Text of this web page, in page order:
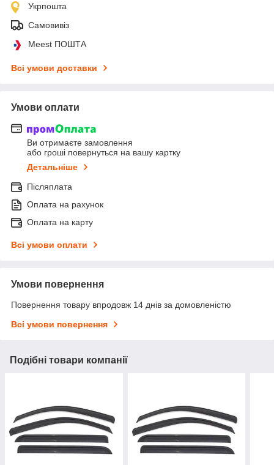
Укрпошта
Самовивіз
Meest ПОШТА
Всі умови доставки
Умови оплати
Ви отримаєте замовлення
або гроші повернуться на вашу картку
Детальніше
Післяплата
Оплата на рахунок
Оплата на карту
Всі умови оплати
Умови повернення
Повернення товару впродовж 14 днів за домовленістю
Всі умови повернення
Подібні товари компанії